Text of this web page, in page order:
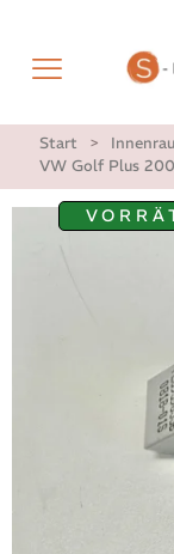
Start >
VW Golf Plus